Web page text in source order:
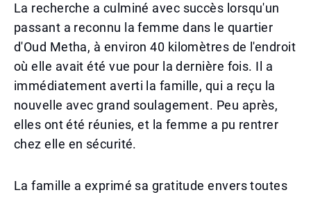
La recherche a culminé avec succès lorsqu'un
passant a reconnu la femme dans le quartier
d'Oud Metha, à environ 40 kilomètres de l'endroit
où elle avait été vue pour la dernière fois. Il a
immédiatement averti la famille, qui a reçu la
nouvelle avec grand soulagement. Peu après,
elles ont été réunies, et la femme a pu rentrer
chez elle en sécurité.
La famille a exprimé sa gratitude envers toutes